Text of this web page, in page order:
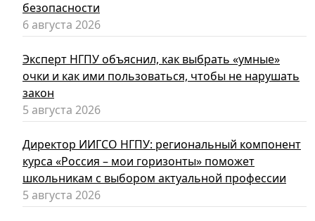
безопасности
6 августа 2026
Эксперт НГПУ объяснил, как выбрать «умные»
очки и как ими пользоваться, чтобы не нарушать
закон
5 августа 2026
Директор ИИГСО НГПУ: региональный компонент
курса «Россия – мои горизонты» поможет
школьникам с выбором актуальной профессии
5 августа 2026